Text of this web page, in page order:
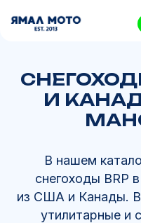
И
В нашем
снегоходы BRP
из США и Канады. В
утилитарные и